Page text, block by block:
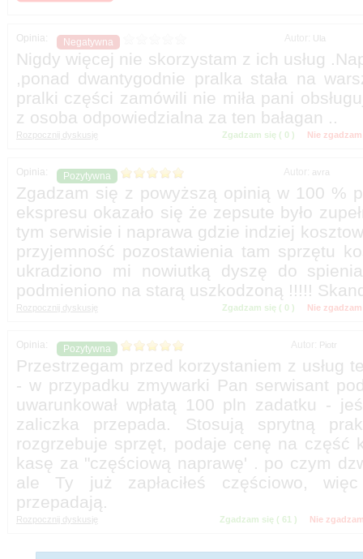
Autor:
Nigdy więcej nie skorzystam z ich usług
,ponad dwantygodnie pralka stała na
pralki części zamówili nie miła pani
Zgadzam się ( ) Nie
Autor:
Zgadzam się z powyższą opinią w 100 %
ekspresu okazało się że zepsute było
tym serwisie i naprawa gdzie indziej
przyjemność pozostawienia tam sprzętu
ukradziono mi nowiutką dyszę do
Zgadzam się ( ) Nie
Autor:
Przestrzegam przed korzystaniem z usług
- w przypadku zmywarki Pan serwisant
uwarunkował wpłatą 100 pln zadatku -
zaliczka przepada. Stosują sprytną
rozgrzebuje sprzęt, podaje cenę na część
kasę za "częściową naprawę' . po czym
ale Ty już zapłaciłeś częściowo,
Zgadzam się ( ) Nie